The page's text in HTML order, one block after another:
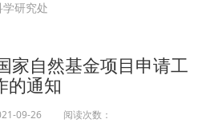
研究处
家自然基金项目申请工
的通知
09-26 阅读次数：